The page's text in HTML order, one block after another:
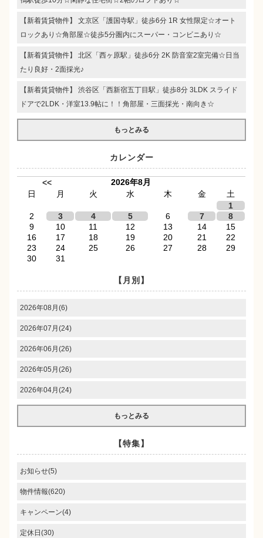
【新着賃貸物件】 文京区「護国寺駅」徒歩6分 1R 女性限定☆オート
ロックあり☆角部屋☆徒歩5分圏内にスーパー・コンビニあり☆
【新着賃貸物件】 北区「西ヶ原駅」徒歩6分 2K 防音室2室完備☆日当
たり良好・2面採光♪
【新着賃貸物件】 渋谷区「西新宿五丁目駅」徒歩8分 3LDK スライド
ドアで2LDK・洋室13.9帖に！！角部屋・三面採光・南向き☆
もっとみる
カレンダー
<<
2026年8月
日
月 火 水 木 金
土
1
2
3 4 5 6 7
8
9
10 11 12 13 14
15
16
17 18 19 20 21
22
23
24 25 26 27 28
29
30
31
【月別】
2026年08月(6)
2026年07月(24)
2026年06月(26)
2026年05月(26)
2026年04月(24)
もっとみる
【特集】
お知らせ(5)
物件情報(620)
キャンペーン(4)
定休日(30)